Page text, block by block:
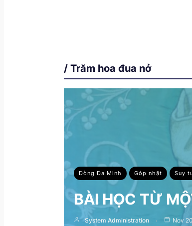
/ Trăm hoa đua nở
Dòng Đa Minh Góp nhặt Suy
BÀI HỌC TỪ
System Administration Nov